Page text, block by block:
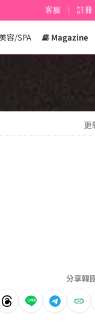
容/SPA Magazine
客服 註冊
更
分享韓